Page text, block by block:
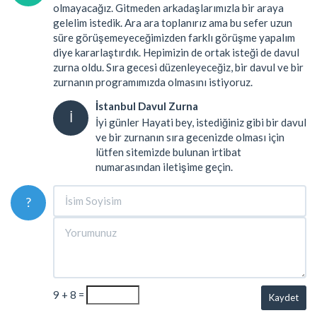
olmayacağız. Gitmeden arkadaşlarımızla bir araya
gelelim istedik. Ara ara toplanırız ama bu sefer uzun
süre görüşemeyeceğimizden farklı görüşme yapalım
diye kararlaştırdık. Hepimizin de ortak isteği de davul
zurna oldu. Sıra gecesi düzenleyeceğiz, bir davul ve bir
zurnanın programımızda olmasını istiyoruz.
İ
İstanbul Davul Zurna
İyi günler Hayati bey, istediğiniz gibi bir davul
ve bir zurnanın sıra gecenizde olması için
lütfen sitemizde bulunan irtibat
numarasından iletişime geçin.
?
9 + 8 = Kaydet